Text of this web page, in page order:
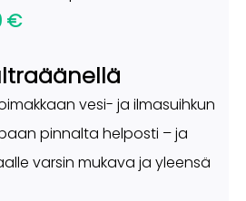
€
vesi- ja ilmasuihkun
pinnalta helposti – ja
varsin mukava ja yleensä